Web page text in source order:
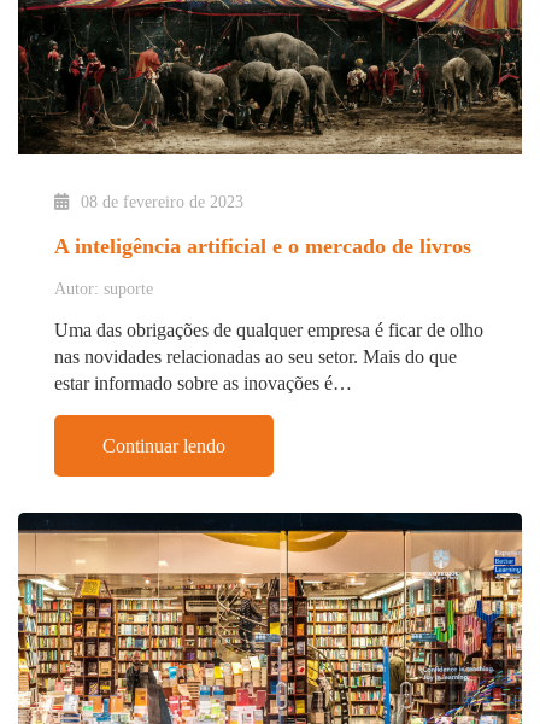
08 de fevereiro de 2023
A inteligência artificial e o mercado de livros
Autor: suporte
Uma das obrigações de qualquer empresa é ficar de olho
nas novidades relacionadas ao seu setor. Mais do que
estar informado sobre as inovações é…
Continuar lendo